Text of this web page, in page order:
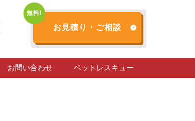
お見積り・ご相談
お問い合わせ ペットレスキュー